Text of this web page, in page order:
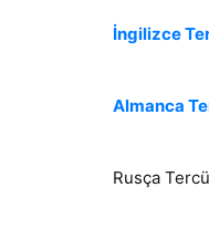
İngilizce
Almanca
Rusça